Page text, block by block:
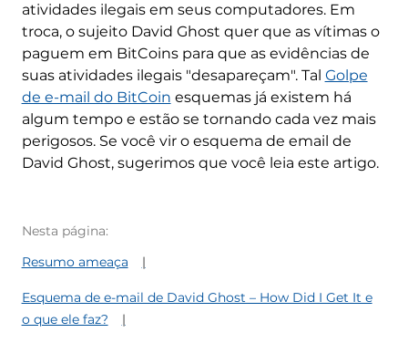
atividades ilegais em seus computadores. Em
troca, o sujeito David Ghost quer que as vítimas o
paguem em BitCoins para que as evidências de
suas atividades ilegais "desapareçam". Tal Golpe
de e-mail do BitCoin esquemas já existem há
algum tempo e estão se tornando cada vez mais
perigosos. Se você vir o esquema de email de
David Ghost, sugerimos que você leia este artigo.
Nesta página:
Resumo ameaça
Esquema de e-mail de David Ghost – How Did I Get It e
o que ele faz?